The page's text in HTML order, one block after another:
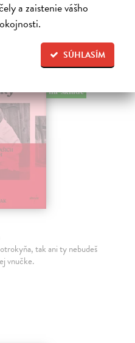
a zaistenie vášho
SÚHLASÍM
európske
na sklade
tak ani ty nebudeš
vnučke.